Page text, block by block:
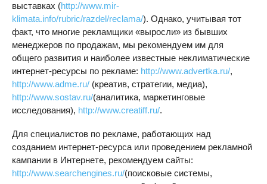
выставках (http://www.mir-
klimata.info/rubric/razdel/reclama/). Однако, учитывая тот
факт, что многие рекламщики «выросли» из бывших
менеджеров по продажам, мы рекомендуем им для
общего развития и наиболее известные неклиматические
интернет-ресурсы по рекламе: http://www.advertka.ru/,
http://www.adme.ru/ (креатив, стратегии, медиа),
http://www.sostav.ru/(аналитика, маркетинговые
исследования), http://www.creatiff.ru/.
Для специалистов по рекламе, работающих над
созданием интернет-ресурса или проведением рекламной
кампании в Интернете, рекомендуем сайты:
http://www.searchengines.ru/(поисковые системы,